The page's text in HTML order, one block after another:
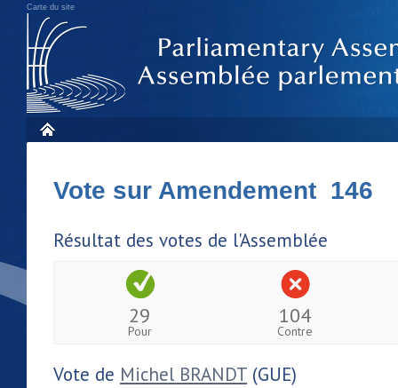
Carte du site
Vote sur Amendement 146
Résultat des votes de l'Assemblée
29
Pour
104
Contre
Vote de Michel BRANDT (GUE)